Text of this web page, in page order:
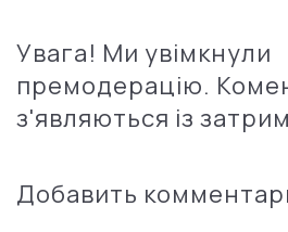
Увага! Ми увімкнули
премодерацію.
з'являються із
Добавить